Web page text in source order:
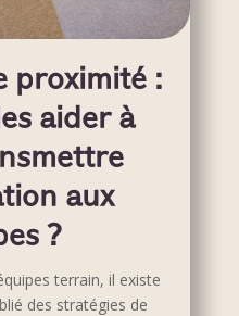
proximité :
aider à
aux
?
terrain, il existe
des stratégies de